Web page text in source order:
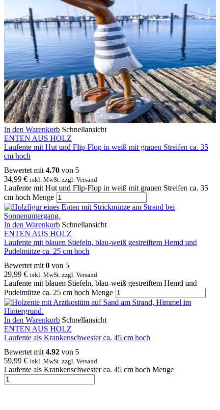
In den Warenkorb Schnellansicht
ENTEN AUS HOLZ
Laufente mit Hut und Flip-Flop in weiß mit grauen Streifen ca. 35
cm hoch
Bewertet mit 4.70 von 5
34,99 € inkl. MwSt. zzgl. Versand
Laufente mit Hut und Flip-Flop in weiß mit grauen Streifen ca. 35
cm hoch Menge
In den Warenkorb Schnellansicht
ENTEN AUS HOLZ
Laufente mit blauen Stiefeln, blau-weiß gestreiftem Hemd und
Pudelmütze ca. 25 cm hoch
Bewertet mit 0 von 5
29,99 € inkl. MwSt. zzgl. Versand
Laufente mit blauen Stiefeln, blau-weiß gestreiftem Hemd und
Pudelmütze ca. 25 cm hoch Menge
In den Warenkorb Schnellansicht
ENTEN AUS HOLZ
Laufente als Krankenschwester ca. 45 cm hoch
Bewertet mit 4.92 von 5
59,99 € inkl. MwSt. zzgl. Versand
Laufente als Krankenschwester ca. 45 cm hoch Menge